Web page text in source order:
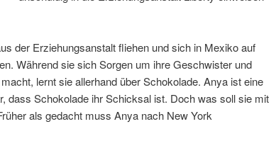
der Erziehungsanstalt fliehen und sich in Mexiko auf
Während sie sich Sorgen um ihre Geschwister und
lernt sie allerhand über Schokolade. Anya ist eine
dass Schokolade ihr Schicksal ist. Doch was soll sie mit
als gedacht muss Anya nach New York